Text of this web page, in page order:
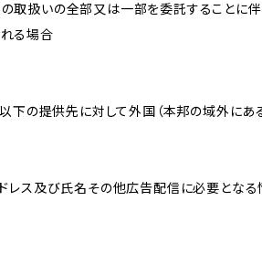
取扱いの全部又は一部を委託することに
る場合
の提供先に対して外国（本邦の域外に
レス及び氏名その他広告配信に必要となる